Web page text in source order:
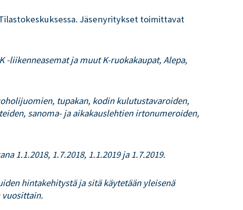
Jäsenyritykset toimittavat
-liikenneasemat ja muut K-ruokakaupat, Alepa,
tupakan, kodin kulutustavaroiden,
sanoma- ja aikakauslehtien irtonumeroiden,
1.1.2018, 1.7.2018, 1.1.2019 ja 1.7.2019.
hintakehitystä ja sitä käytetään yleisenä